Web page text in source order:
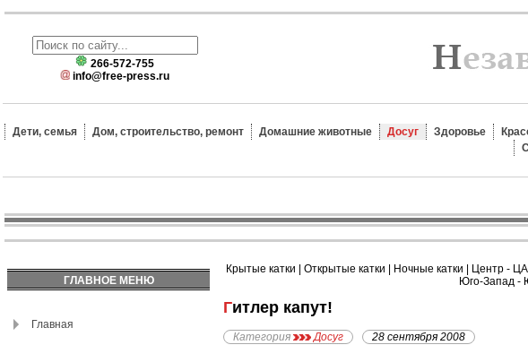
266-572-755
info@free-press.ru
Дети, семья Дом, строительство, ремонт Домашние животные Досуг Здоровье
ГЛАВНОЕ МЕНЮ
Главная
Крытые катки
Открытые катки Ночные катки Центр -
Юго-Запад
Гитлер капут!
Категория Досуг 28 сентября 2008